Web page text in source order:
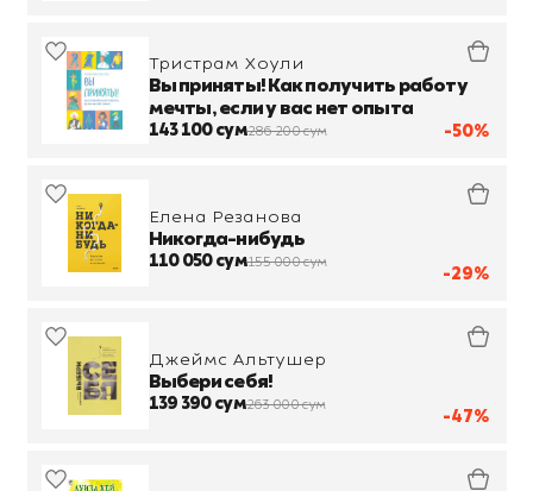
-50%
Тристрам Хоули
Вы приняты! Как получить работу
мечты, если у вас нет опыта
143 100 сум286 200 сум
-29%
Елена Резанова
Никогда-нибудь
110 050 сум155 000 сум
-47%
Джеймс Альтушер
Выбери себя!
139 390 сум263 000 сум